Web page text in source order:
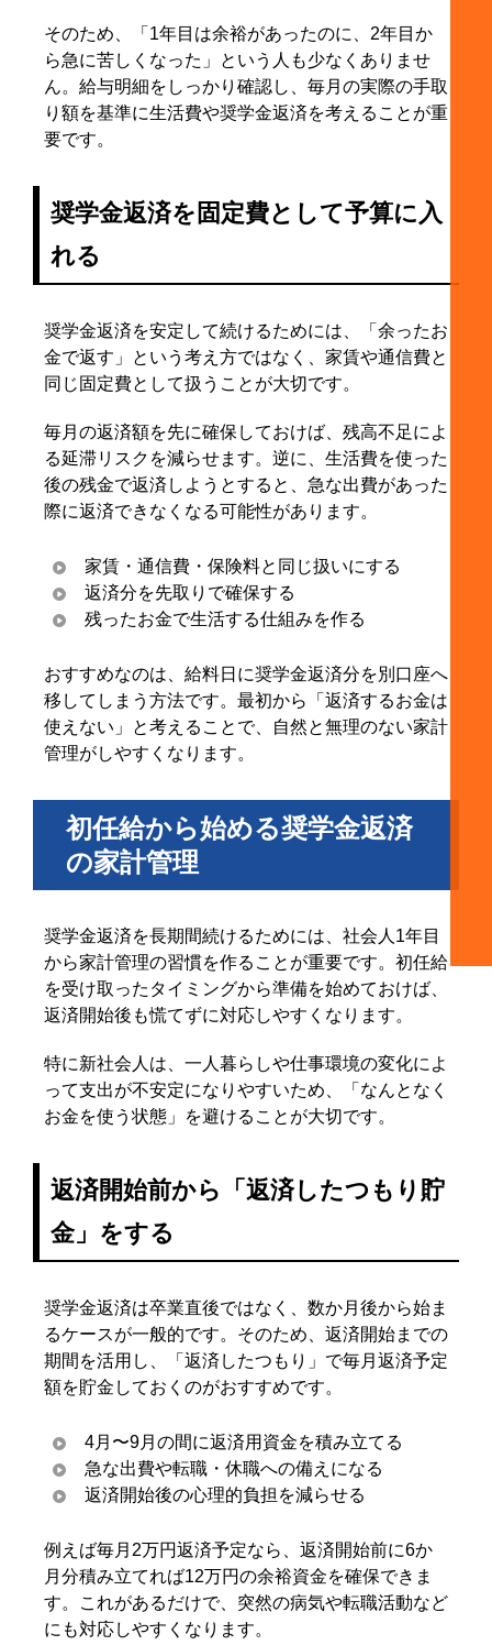
そのため、「1年目は余裕があったのに、2年目か
ら急に苦しくなった」という人も少なくありませ
ん。給与明細をしっかり確認し、毎月の実際の手取
り額を基準に生活費や奨学金返済を考えることが重
要です。
奨学金返済を固定費として予算に入
れる
奨学金返済を安定して続けるためには、「余ったお
金で返す」という考え方ではなく、家賃や通信費と
同じ固定費として扱うことが大切です。
毎月の返済額を先に確保しておけば、残高不足によ
る延滞リスクを減らせます。逆に、生活費を使った
後の残金で返済しようとすると、急な出費があった
際に返済できなくなる可能性があります。
家賃・通信費・保険料と同じ扱いにする
返済分を先取りで確保する
残ったお金で生活する仕組みを作る
おすすめなのは、給料日に奨学金返済分を別口座へ
移してしまう方法です。最初から「返済するお金は
使えない」と考えることで、自然と無理のない家計
管理がしやすくなります。
初任給から始める奨学金返済
の家計管理
奨学金返済を長期間続けるためには、社会人1年目
から家計管理の習慣を作ることが重要です。初任給
を受け取ったタイミングから準備を始めておけば、
返済開始後も慌てずに対応しやすくなります。
特に新社会人は、一人暮らしや仕事環境の変化によ
って支出が不安定になりやすいため、「なんとなく
お金を使う状態」を避けることが大切です。
返済開始前から「返済したつもり貯
金」をする
奨学金返済は卒業直後ではなく、数か月後から始ま
るケースが一般的です。そのため、返済開始までの
期間を活用し、「返済したつもり」で毎月返済予定
額を貯金しておくのがおすすめです。
4月〜9月の間に返済用資金を積み立てる
急な出費や転職・休職への備えになる
返済開始後の心理的負担を減らせる
例えば毎月2万円返済予定なら、返済開始前に6か
月分積み立てれば12万円の余裕資金を確保できま
す。これがあるだけで、突然の病気や転職活動など
にも対応しやすくなります。